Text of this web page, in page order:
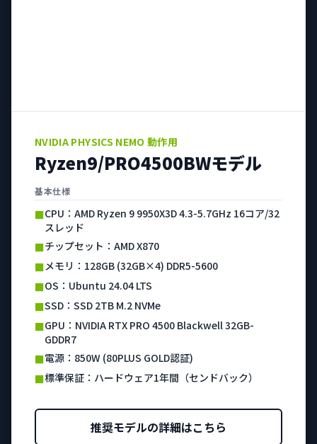
NVIDIA PHYSICS NEMO 動作用
Ryzen9/PRO4500BWモデル
基本仕様
■CPU：AMD Ryzen 9 9950X3D 4.3-5.7GHz 16コア/32
スレッド
■チップセット：AMD X870
■メモリ：128GB (32GB×4) DDR5-5600
■OS：Ubuntu 24.04 LTS
■SSD：SSD 2TB M.2 NVMe
■GPU：NVIDIA RTX PRO 4500 Blackwell 32GB-
GDDR7
■電源：850W (80PLUS GOLD認証)
■標準保証：ハードウェア1年間（センドバック）
推奨モデルの詳細はこちら